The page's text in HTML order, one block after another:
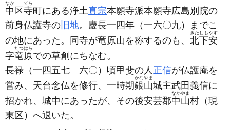
中
なか
区寺
てら
町にある浄土真宗本願寺派本願寺広島別院の
前身仏護寺の 旧地。慶長一四年 （一六〇九）
までこ
の地にあった。同寺が竜原山を称するのも、 北下安
きたしもやす
字竜原
たつはら
での草創にちなむ。
長禄 （一四五七―六〇） 頃甲斐の人 正信が仏護庵を
営み、天台念仏を修行、一時期銀山
かなやま
城主武田義信に
招かれ、城中にあったが、その後安芸郡中山
なかやま
村 （現
東区） へ退いた。